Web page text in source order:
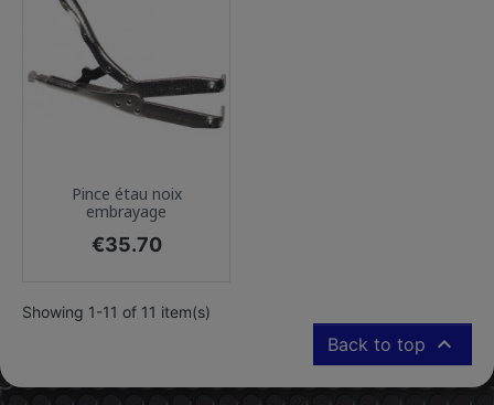
Pince étau noix
embrayage
Price
€35.70
Showing 1-11 of 11 item(s)
Back to top 